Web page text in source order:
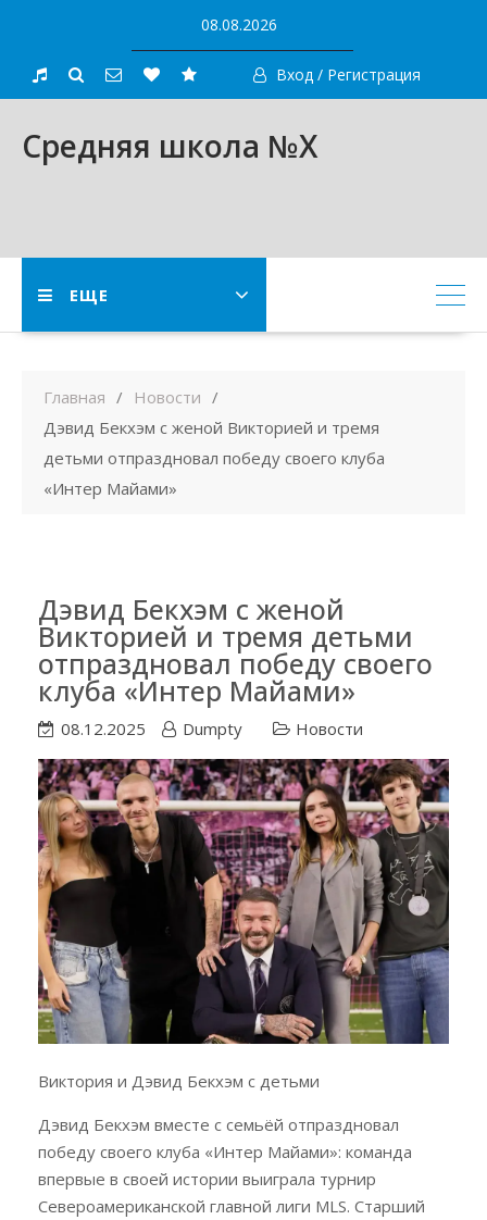
content
08.08.2026
Вход / Регистрация
Средняя школа №X
ЕЩЕ
Главная
Новости
Дэвид Бекхэм с женой Викторией и тремя
детьми отпраздновал победу своего клуба
«Интер Майами»
Дэвид Бекхэм с женой
Викторией и тремя детьми
отпраздновал победу своего
клуба «Интер Майами»
08.12.2025 Dumpty Новости
Виктория и Дэвид Бекхэм с детьми
Дэвид Бекхэм вместе с семьёй отпраздновал
победу своего клуба «Интер Майами»: команда
впервые в своей истории выиграла турнир
Североамериканской главной лиги MLS. Старший